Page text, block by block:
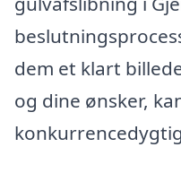
dem et klart
og dine ønsker,